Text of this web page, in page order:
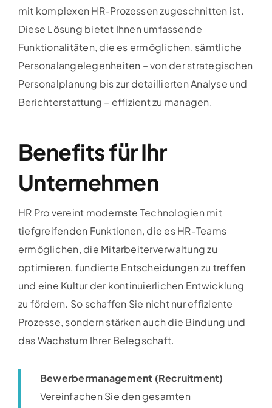
mit komplexen HR-Prozessen zugeschnitten ist.
Diese Lösung bietet Ihnen umfassende
Funktionalitäten, die es ermöglichen, sämtliche
Personalangelegenheiten – von der strategischen
Personalplanung bis zur detaillierten Analyse und
Berichterstattung – effizient zu managen.
Benefits für Ihr
Unternehmen
HR Pro vereint modernste Technologien mit
tiefgreifenden Funktionen, die es HR-Teams
ermöglichen, die Mitarbeiterverwaltung zu
optimieren, fundierte Entscheidungen zu treffen
und eine Kultur der kontinuierlichen Entwicklung
zu fördern. So schaffen Sie nicht nur effiziente
Prozesse, sondern stärken auch die Bindung und
das Wachstum Ihrer Belegschaft.
Bewerbermanagement (Recruitment)
Vereinfachen Sie den gesamten